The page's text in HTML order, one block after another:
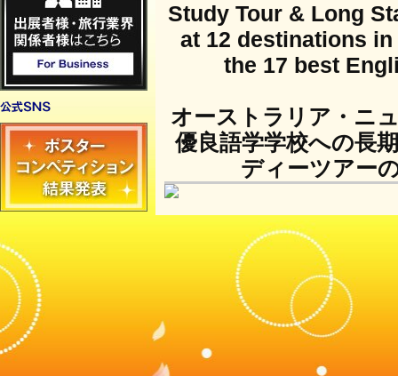
Study Tour & Long
at 12 destinations
the 17 best
オーストラリア・ニ
優良語学学校への長
ディーツアー